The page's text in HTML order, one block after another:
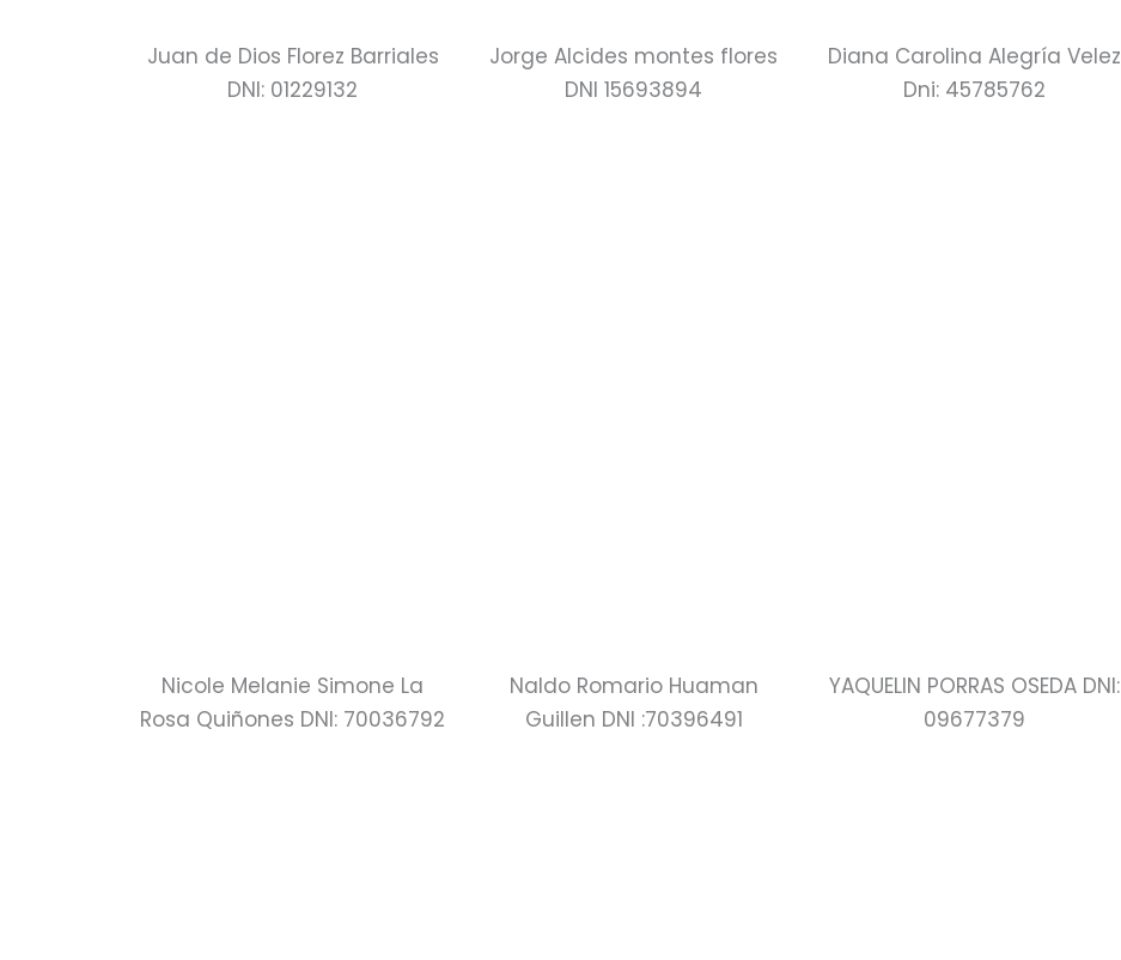
Juan de Dios Florez Barriales
DNI: 01229132
Jorge Alcides montes flores
DNI 15693894
Diana Carolina Alegría Velez
Dni: 45785762
Nicole Melanie Simone La
Rosa Quiñones DNI: 70036792
Naldo Romario Huaman
Guillen DNI :70396491
YAQUELIN PORRAS OSEDA DNI:
09677379